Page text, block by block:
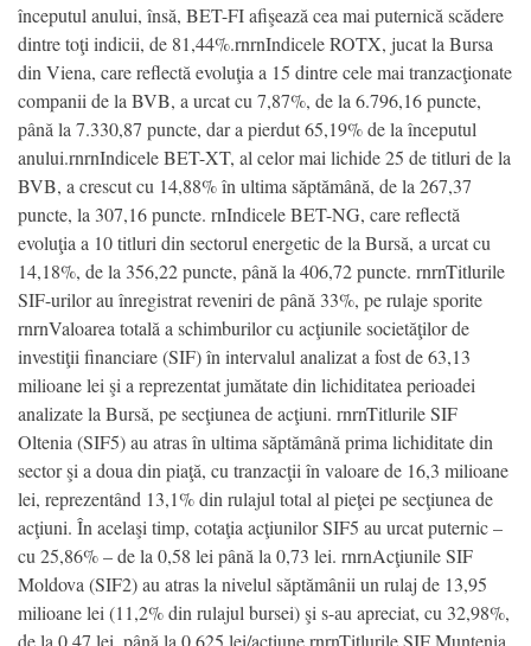
începutul anului, însă, BET-FI afişează cea mai puternică scădere
dintre toţi indicii, de 81,44%.rnrnIndicele ROTX, jucat la Bursa
din Viena, care reflectă evoluţia a 15 dintre cele mai tranzacţionate
companii de la BVB, a urcat cu 7,87%, de la 6.796,16 puncte,
până la 7.330,87 puncte, dar a pierdut 65,19% de la începutul
anului.rnrnIndicele BET-XT, al celor mai lichide 25 de titluri de la
BVB, a crescut cu 14,88% în ultima săptămână, de la 267,37
puncte, la 307,16 puncte. rnIndicele BET-NG, care reflectă
evoluţia a 10 titluri din sectorul energetic de la Bursă, a urcat cu
14,18%, de la 356,22 puncte, până la 406,72 puncte. rnrnTitlurile
SIF-urilor au înregistrat reveniri de până 33%, pe rulaje sporite
rnrnValoarea totală a schimburilor cu acţiunile societăţilor de
investiţii financiare (SIF) în intervalul analizat a fost de 63,13
milioane lei şi a reprezentat jumătate din lichiditatea perioadei
analizate la Bursă, pe secţiunea de acţiuni. rnrnTitlurile SIF
Oltenia (SIF5) au atras în ultima săptămână prima lichiditate din
sector şi a doua din piaţă, cu tranzacţii în valoare de 16,3 milioane
lei, reprezentând 13,1% din rulajul total al pieţei pe secţiunea de
acţiuni. În acelaşi timp, cotaţia acţiunilor SIF5 au urcat puternic –
cu 25,86% – de la 0,58 lei până la 0,73 lei. rnrnAcţiunile SIF
Moldova (SIF2) au atras la nivelul săptămânii un rulaj de 13,95
milioane lei (11,2% din rulajul bursei) şi s-au apreciat, cu 32,98%,
de la 0,47 lei, până la 0,625 lei/acţiune.rnrnTitlurile SIF Muntenia